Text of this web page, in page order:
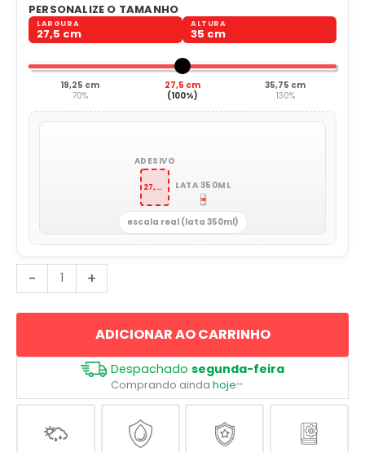
PERSONALIZE O TAMANHO
LARGURA
27,5 cm
ALTURA
35 cm
19,25 cm
70%
27,5 cm
(100%)
35,75 cm
130%
ADESIVO
27,5 x 35 cm LATA 350ML
escala real (lata 350ml)
-
Cupcake
quantidade
+
ADICIONAR AO CARRINHO
Despachado segunda-feira
Comprando ainda hoje**